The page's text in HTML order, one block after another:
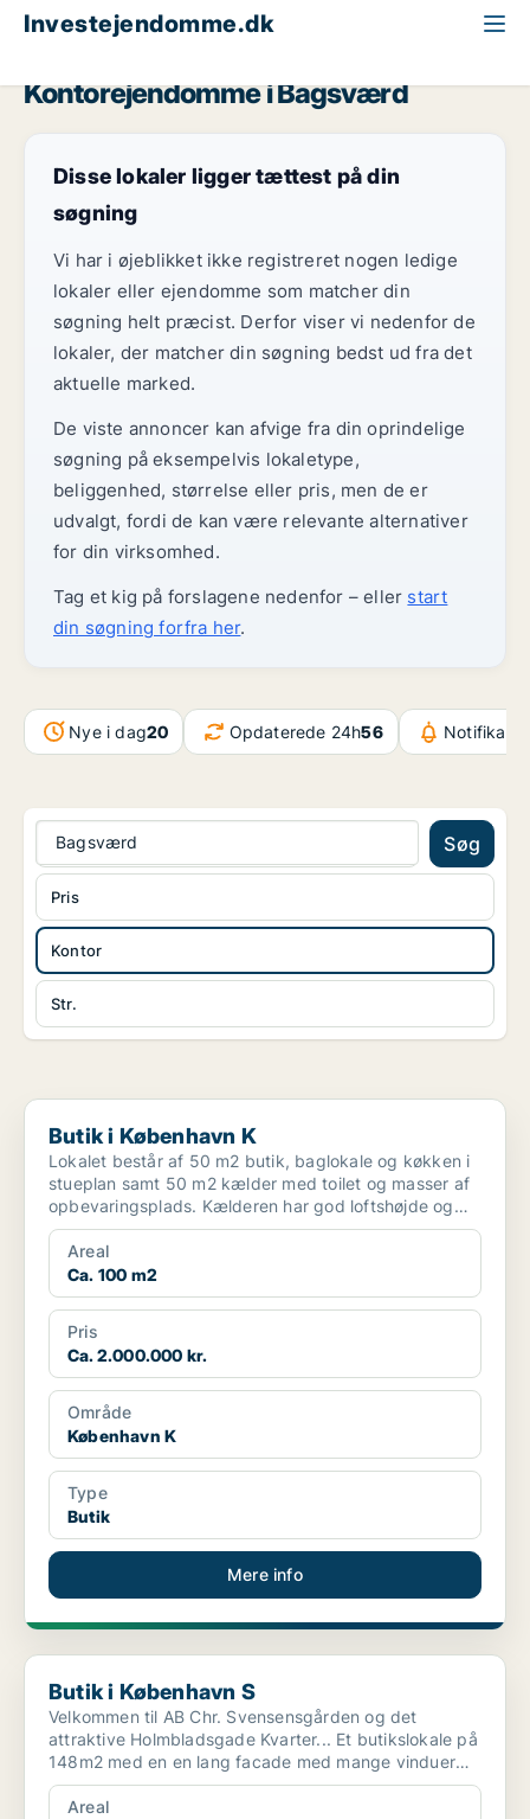
Investejendomme.dk
Kontorejendomme i Bagsværd
Disse lokaler ligger tættest på din
søgning
Vi har i øjeblikket ikke registreret nogen ledige
lokaler eller ejendomme som matcher din
søgning helt præcist. Derfor viser vi nedenfor de
lokaler, der matcher din søgning bedst ud fra det
aktuelle marked.
De viste annoncer kan afvige fra din oprindelige
søgning på eksempelvis lokaletype,
beliggenhed, størrelse eller pris, men de er
udvalgt, fordi de kan være relevante alternativer
for din virksomhed.
Tag et kig på forslagene nedenfor – eller start
din søgning forfra her.
Nye i dag20 Opdaterede 24h56
Bagsværd Søg
Kontor
Str.
Pris
Butik i København K
Butik i København K
Lokalet består af 50 m2 butik, baglokale og køkken i
stueplan samt 50 m2 kælder med toilet og masser af
opbevaringsplads. Kælderen har god loftshøjde og
der ...
Areal
Ca. 100 m2
Pris
Ca. 2.000.000 kr.
Område
København K
Type
Butik
Mere info
Butik i København S
Butik i København S
Velkommen til AB Chr. Svensensgården og det
attraktive Holmbladsgade Kvarter... Et butikslokale på
148m2 med en en lang facade med mange vinduer
mod Holmb...
Areal